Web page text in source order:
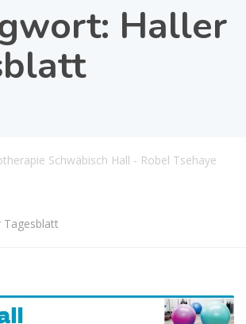
Haller
Schwäbisch Hall - Robel Tsehaye
Tagesblatt